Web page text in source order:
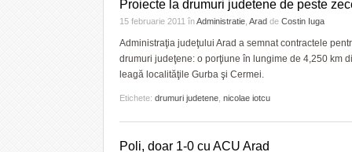
Proiecte la drumuri judetene de peste
15 februarie 2011 înAdministratie Arad de Costin Iuga
Administraţia judeţului Arad a semnat contractele
drumuri judeţene: o porţiune în lungime de 4,250 km
leagă localităţile Gurba şi Cermei.
Etichete: drumuri judetene nicolae iotcu
Poli, doar 1-0 cu ACU Arad